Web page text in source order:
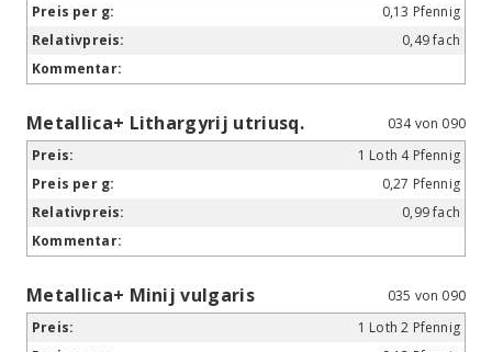
0,13 Pfennig
0,49 fach
Metallica+ Lithargyrij utriusq.
034 von 090
1 Loth 4 Pfennig
0,27 Pfennig
0,99 fach
Metallica+ Minij vulgaris
035 von 090
1 Loth 2 Pfennig